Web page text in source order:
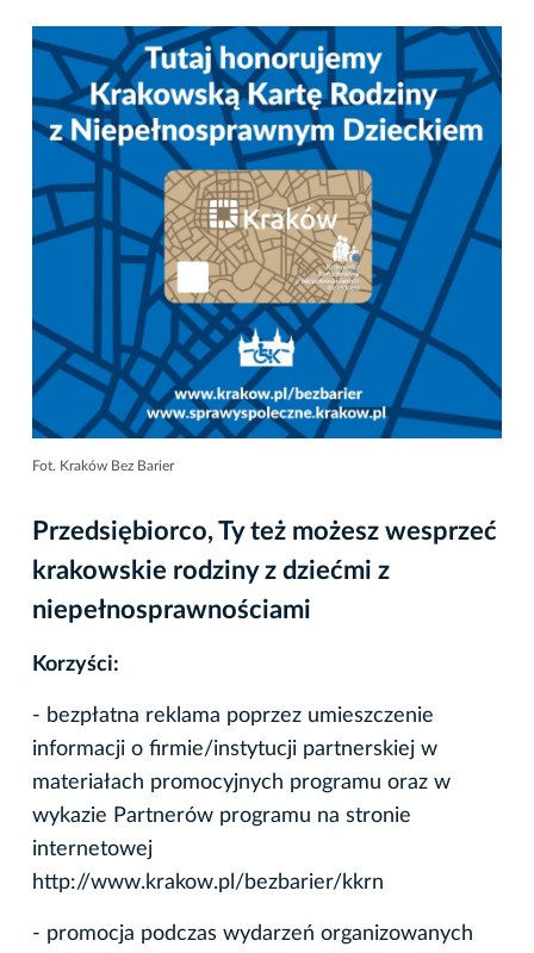
Fot. Kraków Bez Barier
Przedsiębiorco, Ty też możesz wesprzeć
krakowskie rodziny z dziećmi z
niepełnosprawnościami
Korzyści:
- bezpłatna reklama poprzez umieszczenie
informacji o firmie/instytucji partnerskiej w
materiałach promocyjnych programu oraz w
wykazie Partnerów programu na stronie
internetowej
http://www.krakow.pl/bezbarier/kkrn
- promocja podczas wydarzeń organizowanych